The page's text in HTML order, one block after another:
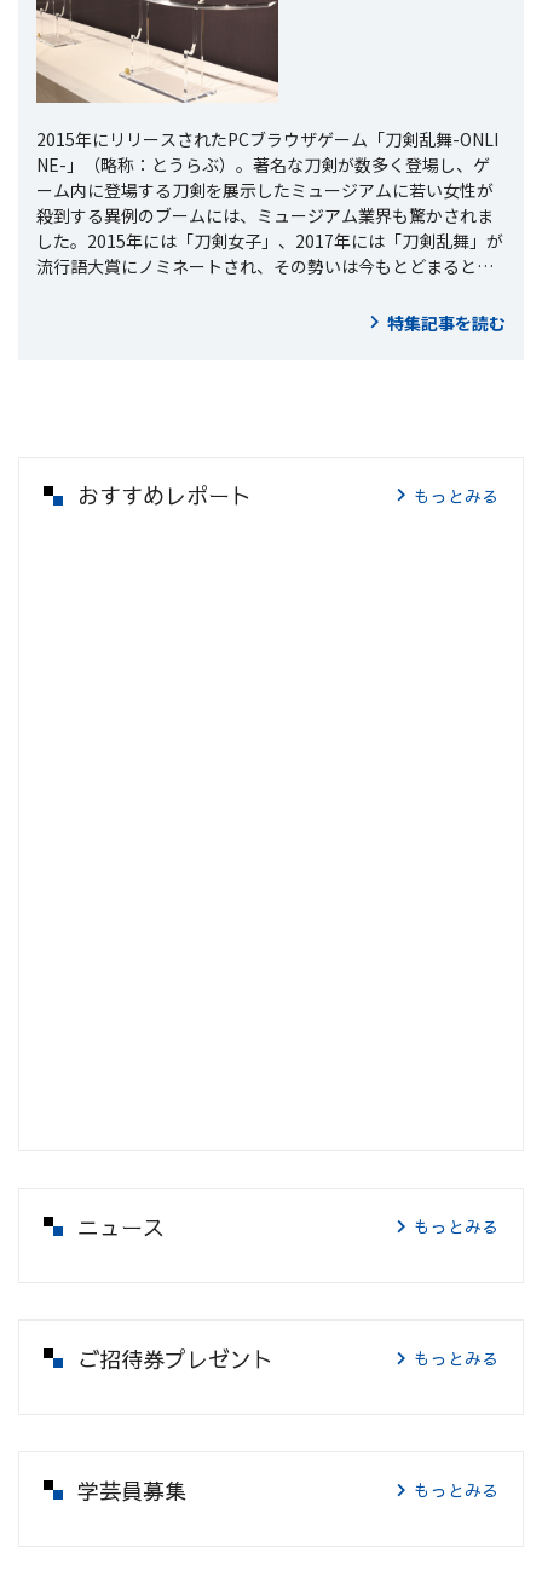
2015年にリリースされたPCブラウザゲーム「刀剣乱舞-ONLI
NE-」（略称：とうらぶ）。著名な刀剣が数多く登場し、ゲ
ーム内に登場する刀剣を展示したミュージアムに若い女性が
殺到する異例のブームには、ミュージアム業界も驚かされま
した。2015年には「刀剣女子」、2017年には「刀剣乱舞」が
流行語大賞にノミネートされ、その勢いは今もとどまるとこ
た刀で、インターネットミュージアムが過去に取材したもの
特集記事を読む
おすすめレポート もっとみる
ニュース もっとみる
ご招待券プレゼント もっとみる
学芸員募集 もっとみる